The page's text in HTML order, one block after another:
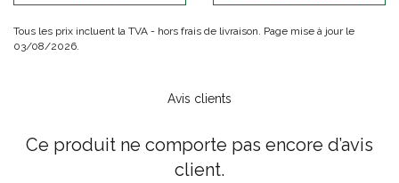
Tous les prix incluent la TVA - hors frais de livraison. Page mise à jour le
03/08/2026.
Avis clients
Ce produit ne comporte pas encore d’avis
client.